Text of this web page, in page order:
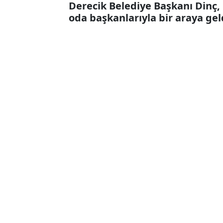
Derecik Belediye Başkanı Dinç,
oda başkanlarıyla bir araya